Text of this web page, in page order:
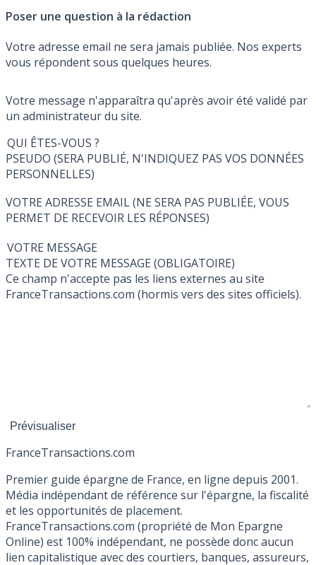
Poser une question à la rédaction
Votre adresse email ne sera jamais publiée. Nos experts
vous répondent sous quelques heures.
Votre message n'apparaîtra qu'après avoir été validé par
un administrateur du site.
QUI ÊTES-VOUS ?
PSEUDO (SERA PUBLIÉ, N'INDIQUEZ PAS VOS DONNÉES
PERSONNELLES)
VOTRE ADRESSE EMAIL (NE SERA PAS PUBLIÉE, VOUS
PERMET DE RECEVOIR LES RÉPONSES)
VOTRE MESSAGE
TEXTE DE VOTRE MESSAGE (OBLIGATOIRE)
Ce champ n'accepte pas les liens externes au site
FranceTransactions.com (hormis vers des sites officiels).
FranceTransactions.com
Premier guide épargne de France, en ligne depuis 2001.
Média indépendant de référence sur l'épargne, la fiscalité
et les opportunités de placement.
FranceTransactions.com (propriété de Mon Epargne
Online) est 100% indépendant, ne possède donc aucun
lien capitalistique avec des courtiers, banques, assureurs,